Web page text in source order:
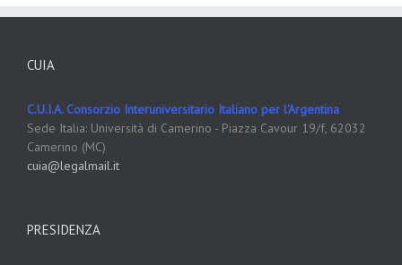
CUIA
C.U.I.A. Consorzio Interuniversitario Italiano per l'Argentina
Sede Italia: Università di Camerino - Piazza Cavour 19/f, 62032
Camerino (MC)
cuia@legalmail.it
PRESIDENZA